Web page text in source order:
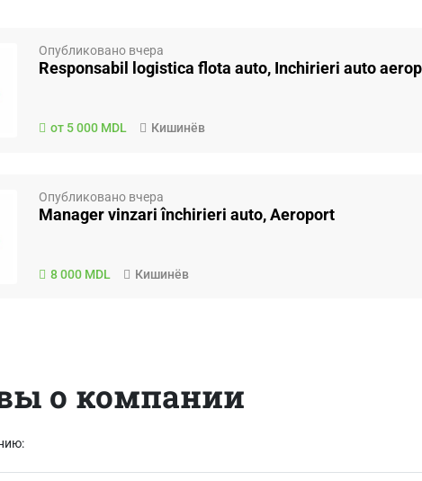
Опубликовано вчера
Responsabil logistica flota auto, Inchirieri auto
от 5 000 MDL Кишинёв
Опубликовано вчера
Manager vinzari închirieri auto, Aeroport
8 000 MDL Кишинёв
о компании